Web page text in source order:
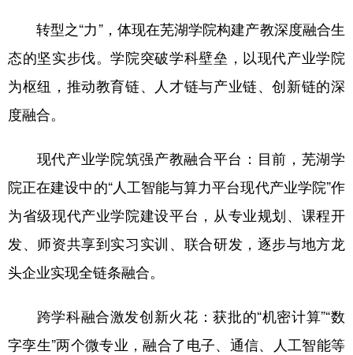
转型之“力”，体现在芜湖学院构建产教深度融合生
态的坚实步伐。学院突破学科壁垒，以现代产业学院
为枢纽，推动教育链、人才链与产业链、创新链的深
度融合。
现代产业学院筑强产教融合平台：目前，芜湖学
院正在建设中的“人工智能与算力平台现代产业学院”作
为省级现代产业学院建设平台，从专业规划、课程开
发、师资共享到实习实训、联合研发，逐步与地方龙
头企业实现全链条融合。
跨学科融合激发创新火花：获批的“机密计算”“数
字孪生”两个微专业，融合了电子、通信、人工智能等